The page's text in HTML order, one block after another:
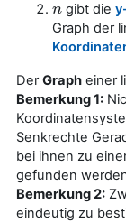
n
n gibt die
Graph der
DerGraph einer
Bemerkung 1:
Senkrechte
bei ihnen zu
gefunden
Bemerkung 2:
eindeutig zu